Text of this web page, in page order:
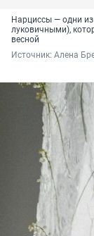
Нарциссы — одни
луковичными),
весной
Источник: Алена